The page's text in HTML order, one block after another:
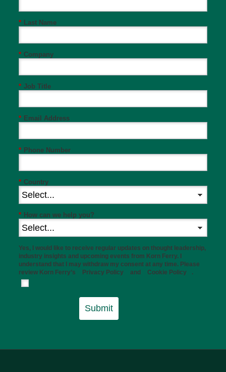
* Last Name
* Company
* Job Title
* Email Address
* Phone Number
* Country
* How can we help you?
Yes, I would like to receive regular updates on thought leadership,
industry insights and upcoming events from Korn Ferry. I
understand that I may withdraw my consent at any time. Please
review Korn Ferry’s
Privacy Policy and Cookie Policy .
Submit